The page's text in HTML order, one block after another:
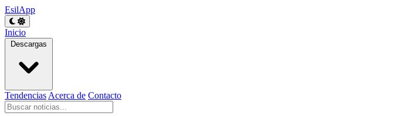
EsilApp
Inicio
Descargas
Tendencias Acerca de Contacto